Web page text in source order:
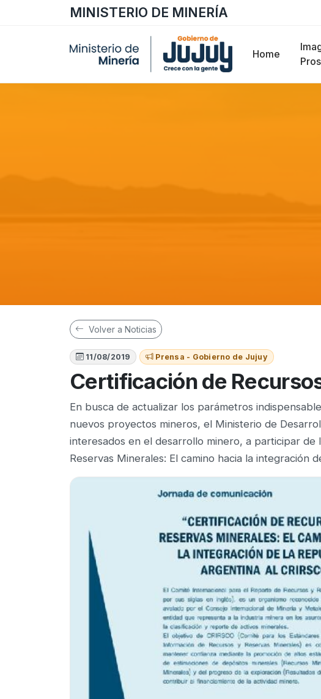
MINISTERIO DE MINERÍA
Home
Volver a Noticias
11/08/2019 Prensa - Gobierno de Jujuy
Certificación de
En busca de actualizar los parámetros
nuevos proyectos mineros, el Ministerio de
interesados en el desarrollo minero, a participar
Reservas Minerales: El camino hacia la integración